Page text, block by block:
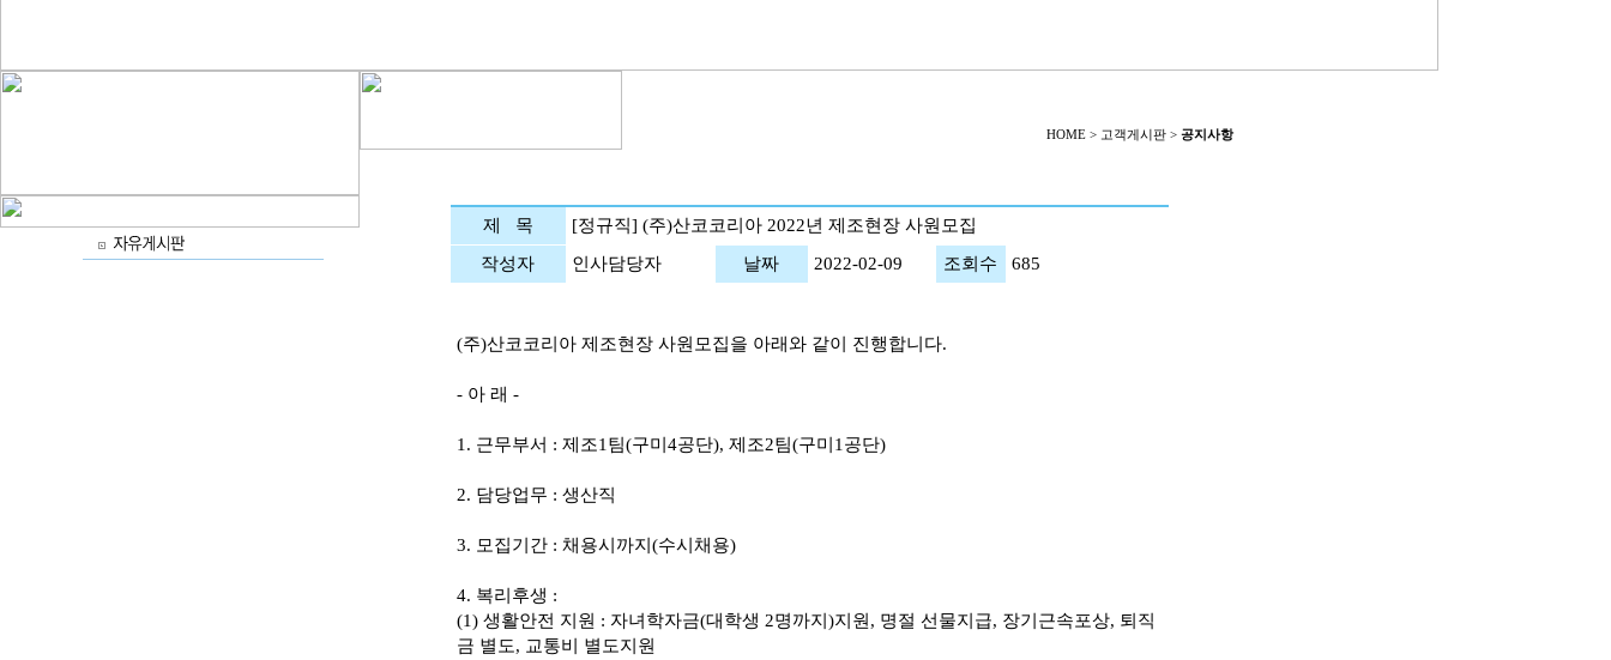
HOME > 고객게시판 > 공지사항
제 목
[정규직] (주)산코코리아 2022년 제조현장 사원모집
작성자
인사담당자 날짜 2022-02-09 조회수 685
(주)산코코리아 제조현장 사원모집을 아래와 같이 진행합니다.
- 아 래 -
1. 근무부서 : 제조1팀(구미4공단), 제조2팀(구미1공단)
2. 담당업무 : 생산직
3. 모집기간 : 채용시까지(수시채용)
4. 복리후생 :
(1) 생활안전 지원 : 자녀학자금(대학생 2명까지)지원, 명절 선물지급, 장기근속포상, 퇴직
금 별도, 교통비 별도지원